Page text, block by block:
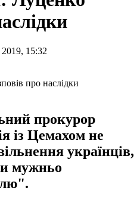
15:32
прокурор
із Цемахом не
українців,
мужньо